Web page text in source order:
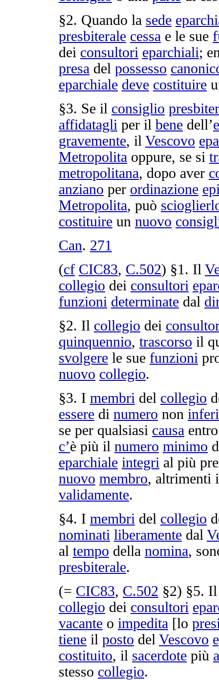
§2. Quando la sede
presbiterale cessa e le sue
dei consultori eparchiali;
presa del possesso
eparchiale deve costituire
§3. Se il consiglio
affidatagli per il bene dell’
gravemente, il Vescovo
Metropolita oppure, se si
metropolitana, dopo aver
anziano per ordinazione
Metropolita, può
costituire un nuovo
Can. 271
(cf CIC83, C.502) §1. Il
collegio dei consultori
funzioni determinate dal
§2. Il collegio dei
quinquennio, trascorso il
svolgere le sue funzioni
nuovo collegio.
§3. I membri del collegio
essere di numero non
se per qualsiasi causa
c’è più il numero minimo
eparchiale integri al più
nuovo membro,
validamente.
§4. I membri del collegio
nominati liberamente dal
al tempo della nomina,
presbiterale.
(= CIC83, C.502 §2) §5.
collegio dei consultori
vacante o impedita [lo
tiene il posto del Vescovo
costituito, il sacerdote più
stesso collegio.